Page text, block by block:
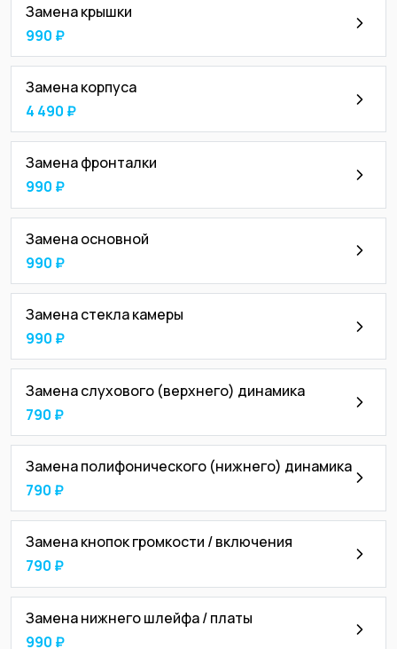
Замена крышки
990 ₽
Замена корпуса
4 490 ₽
Замена фронталки
990 ₽
Замена основной
990 ₽
Замена стекла камеры
990 ₽
Замена слухового (верхнего) динамика
790 ₽
Замена полифонического (нижнего) динамика
790 ₽
Замена кнопок громкости / включения
790 ₽
Замена нижнего шлейфа / платы
990 ₽